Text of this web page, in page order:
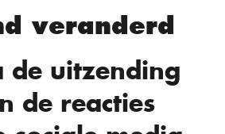
veranderd
de uitzending
de reacties